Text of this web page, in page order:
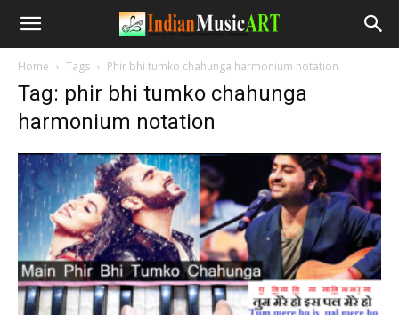
Home Tags Phir bhi tumko chahunga harmonium notation
Tag: phir bhi tumko chahunga
harmonium notation